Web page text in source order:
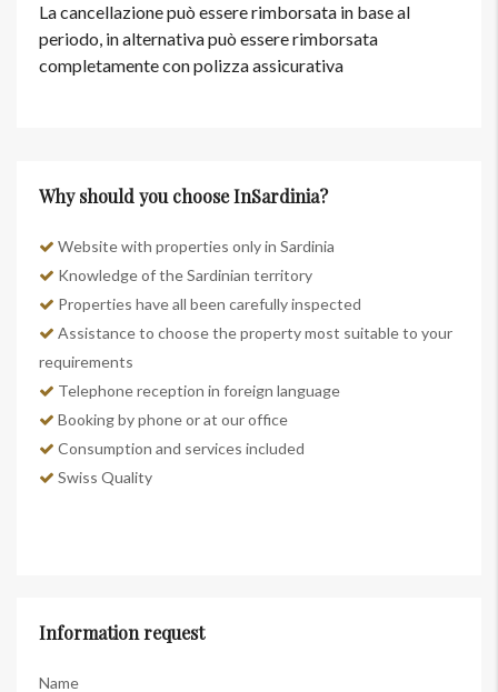
La cancellazione può essere rimborsata in base al
periodo, in alternativa può essere rimborsata
completamente con polizza assicurativa
Why should you choose InSardinia?
Website with properties only in Sardinia
Knowledge of the Sardinian territory
Properties have all been carefully inspected
Assistance to choose the property most suitable to your
requirements
Telephone reception in foreign language
Booking by phone or at our office
Consumption and services included
Swiss Quality
Information request
Name